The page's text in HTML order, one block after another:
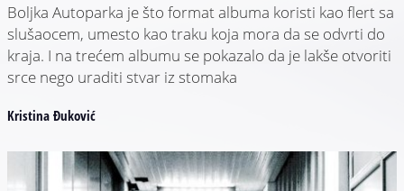
Boljka Autoparka je što format albuma koristi kao flert sa
slušaocem, umesto kao traku koja mora da se odvrti do
kraja. I na trećem albumu se pokazalo da je lakše otvoriti
srce nego uraditi stvar iz stomaka
Kristina Đuković